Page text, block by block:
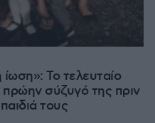
ίωση»: Το τελευταίο
σύζυγό της πριν
τους